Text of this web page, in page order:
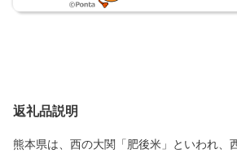
返礼品説明
熊本県は、西の大関「肥後米」といわれ、